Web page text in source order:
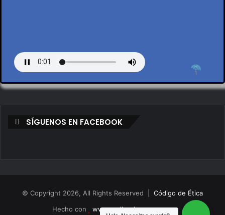
SÍGUENOS EN FACEBOOK
© Copyright 2026, All Rights Reserved | Código de Ética
Hecho con
www.mollendovegas.com